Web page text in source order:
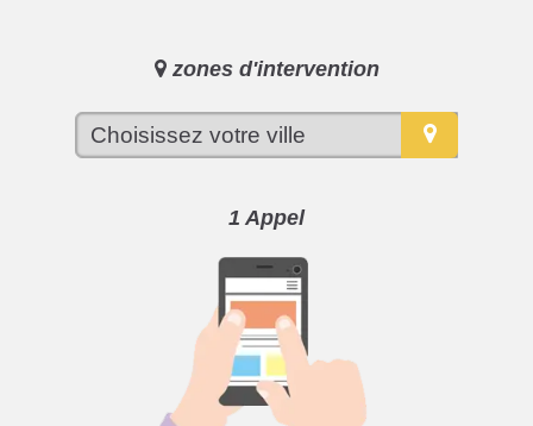
zones d'intervention
1 Appel